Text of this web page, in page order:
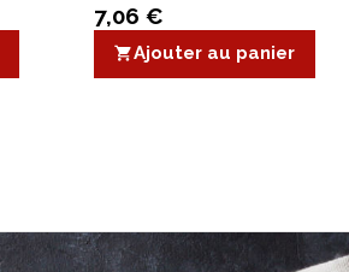
7,06 €
Ajouter au panier